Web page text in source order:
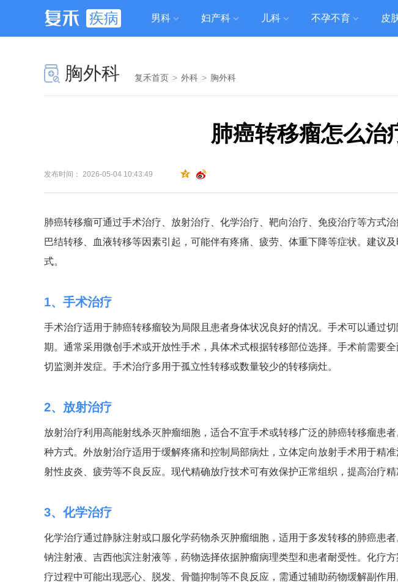
疾病 男科 妇产科 儿科 不孕不育 皮
胸外科 复禾首页 > 外科 > 胸外科
肺癌转移瘤怎么治
发布时间： 2026-05-04 10:43:49
肺癌转移瘤可通过手术治疗、放射治疗、化学治疗、靶向治疗、免疫治疗等方式
巴结转移、血液转移等因素引起，可能伴有疼痛、疲劳、体重下降等症状。建议
式。
1、手术治疗
手术治疗适用于肺癌转移瘤较为局限且患者身体状况良好的情况。手术可以通过
期。通常采用微创手术或开放性手术，具体术式根据转移部位选择。手术前需要
切监测并发症。手术治疗多用于孤立性转移或数量较少的转移病灶。
2、放射治疗
放射治疗利用高能射线杀灭肿瘤细胞，适合不宜手术或转移广泛的肺癌转移瘤患
种方式。外放射治疗适用于缓解疼痛和控制局部病灶，立体定向放射手术用于精
射性皮炎、疲劳等不良反应。现代精确放疗技术可有效保护正常组织，提高治疗精
3、化学治疗
化学治疗通过静脉注射或口服化学药物杀灭肿瘤细胞，适用于多发转移的肺癌患
钠注射液、吉西他滨注射液等，药物选择依据肿瘤病理类型和患者耐受性。化疗
疗过程中可能出现恶心、脱发、骨髓抑制等不良反应，需通过辅助药物缓解副作用